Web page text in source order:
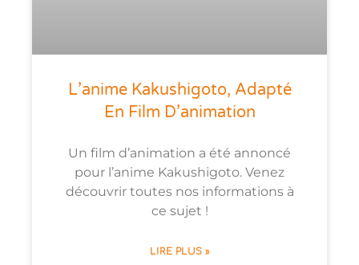
L’anime Kakushigoto, Adapté
En Film D’animation
Un film d’animation a été annoncé
pour l’anime Kakushigoto. Venez
découvrir toutes nos informations à
ce sujet !
LIRE PLUS »